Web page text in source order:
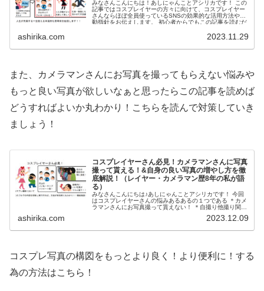
みなさんこんにちは！あしにゃんことアシリカです！ この
記事ではコスプレイヤーの方々に向けて、コスプレイヤー
さんならほぼ全員使っているSNSの効果的な活用方法や活
動指針をお伝えします。 初心者からでもこの記事を読むだ
ashirika.com 2023.11.29
また、カメラマンさんにお写真を撮ってもらえない悩みや
もっと良い写真が欲しいなぁと思ったらこの記事を読めば
どうすればよいか丸わかり！こちらを読んで対策していき
ましょう！
コスプレイヤーさん必見！カメラマンさんに写真
撮って貰える！&自身の良い写真の増やし方を徹
底解説！（レイヤー・カメラマン歴8年の私が語
る）
みなさんこんにちは♪あしにゃんことアシリカです！ 今回
はコスプレイヤーさんの悩みあるあるの１つである ＊カメ
ラマンさんにお写真撮って貰えない！ ＊自撮り他撮り関係
ashirika.com 2023.12.09
コスプレ写真の構図をもっとより良く！より便利に！する
為の方法はこちら！